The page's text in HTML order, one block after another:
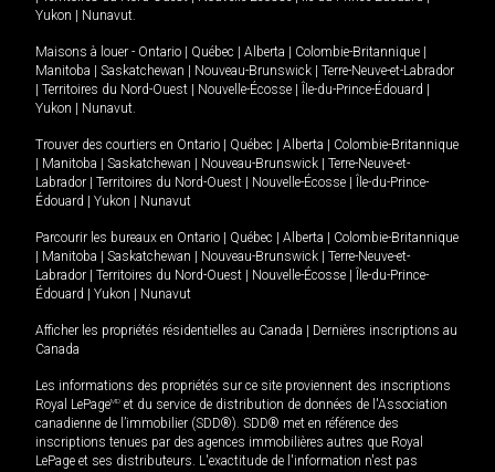
Yukon
Nunavut.
Maisons à louer - Ontario Québec Alberta Colombie-Britannique
Manitoba
Saskatchewan Nouveau-Brunswick
Terre-Neuve-et-Labrador
Territoires du Nord-Ouest Nouvelle-Écosse Île-du-Prince-Édouard
Yukon
Nunavut.
Trouver des courtiers en Ontario Québec Alberta
Colombie-Britannique
Manitoba Saskatchewan Nouveau-Brunswick
Terre-Neuve-et-
Labrador
Territoires du Nord-Ouest Nouvelle-Écosse
Île-du-Prince-
Édouard
Yukon Nunavut
Parcourir les bureaux en Ontario Québec Alberta
Colombie-Britannique
Manitoba Saskatchewan Nouveau-Brunswick
Terre-Neuve-et-
Labrador
Territoires du Nord-Ouest Nouvelle-Écosse
Île-du-Prince-
Édouard
Yukon Nunavut
Afficher les propriétés résidentielles au Canada
Dernières inscriptions au
Canada
Les informations des propriétés sur ce site proviennent des inscriptions
Royal LePageMD et du service de distribution de données de l'Association
canadienne de l’immobilier (SDD®). SDD® met en référence des
inscriptions tenues par des agences immobilières autres que Royal
LePage et ses distributeurs. L'exactitude de l'information n'est pas